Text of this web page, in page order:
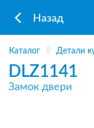
Назад
Каталог Детали
DLZ1141
Замок двери